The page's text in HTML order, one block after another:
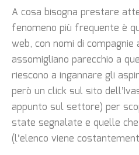
A cosa bisogna prestare
fenomeno più frequente è
web, con nomi di
assomigliano parecchio a
riescono a ingannare gli
però un click sul sito
appunto sul settore) per
state segnalate e quelle
(l’elenco viene